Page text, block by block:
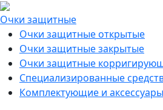
Очки защитные
Очки защитные открытые
Очки защитные закрытые
Очки защитные
Специализированные
Комплектующие и аксессуары